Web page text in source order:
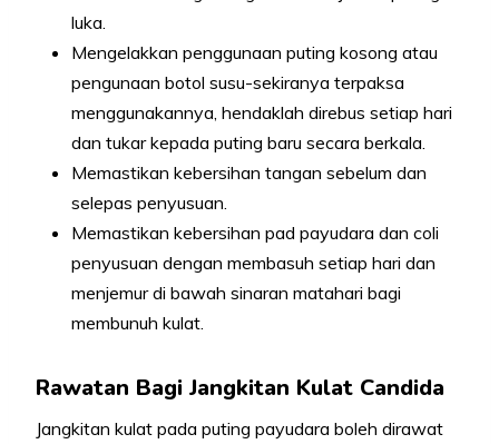
luka.
Mengelakkan penggunaan puting kosong atau
pengunaan botol susu-sekiranya terpaksa
menggunakannya, hendaklah direbus setiap hari
dan tukar kepada puting baru secara berkala.
Memastikan kebersihan tangan sebelum dan
selepas penyusuan.
Memastikan kebersihan pad payudara dan coli
penyusuan dengan membasuh setiap hari dan
menjemur di bawah sinaran matahari bagi
membunuh kulat.
Rawatan Bagi Jangkitan Kulat Candida
Jangkitan kulat pada puting payudara boleh dirawat